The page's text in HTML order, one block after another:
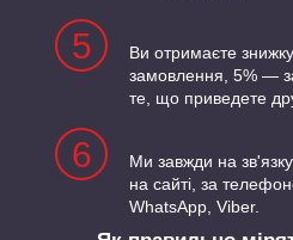
5
Ви отримаєте
замовлення, 5% —
те, що приведете
6
Ми завжди на
на сайті, за
WhatsApp, Viber.